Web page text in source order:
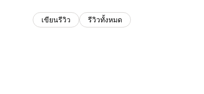
เขียนรีวิว รีวิวทั้งหมด